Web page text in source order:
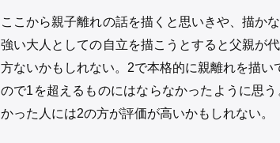
ここから親子離れの話を描くと思いきや、描か
強い大人としての自立を描こうとすると父親が
方ないかもしれない。2で本格的に親離れを描
ので1を超えるものにはならなかったように思
かった人には2の方が評価が高いかもしれない。